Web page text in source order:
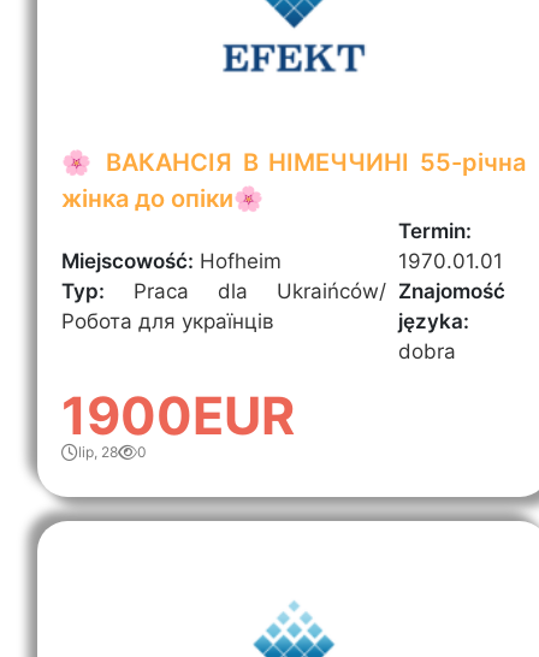
🌸 ВАКАНСІЯ В НІМЕЧЧИНІ 55-річна
жінка до опіки🌸
Miejscowość: Hofheim
Typ:
Praca dla Ukraińców/
Робота для українців
Termin:
1970.01.01
Znajomość
języka:
dobra
1900EUR
lip, 28 0